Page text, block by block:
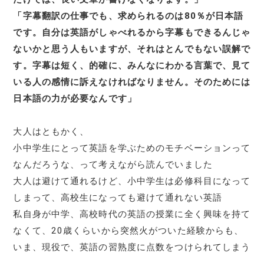
「字幕翻訳の仕事でも、求められるのは80％が日本語
です。自分は英語がしゃべれるから字幕もできるんじゃ
ないかと思う人もいますが、それはとんでもない誤解で
す。字幕は短く、的確に、みんなにわかる言葉で、見て
いる人の感情に訴えなければなりません。そのためには
日本語の力が必要なんです」
大人はともかく、
小中学生にとって英語を学ぶためのモチベーションって
なんだろうな、って考えながら読んでいました
大人は避けて通れるけど、小中学生は必修科目になって
しまって、高校生になっても避けて通れない英語
私自身が中学、高校時代の英語の授業に全く興味を持て
なくて、20歳くらいから突然火がついた経験からも、
いま、現役で、英語の習熟度に点数をつけられてしまう